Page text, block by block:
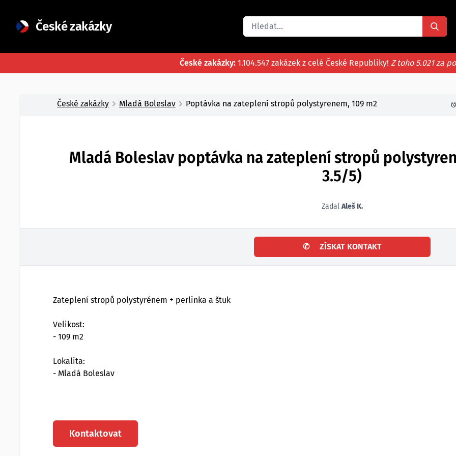
České zakázky
České zakázky: 1.104.547 zakázek z celé České Republiky! Z toho 5.021 za
České zakázky Mladá Boleslav Poptávka na zateplení stropů polystyrenem, 109 m2
Mladá Boleslav poptávka na zateplení stropů
3.5/5)
Zadal Aleš K.
✆ ZÍSKAT KONTAKT
Zateplení stropů polystyrénem + perlinka a štuk
Velikost:
- 109 m2
Lokalita:
- Mladá Boleslav
Kontaktovat